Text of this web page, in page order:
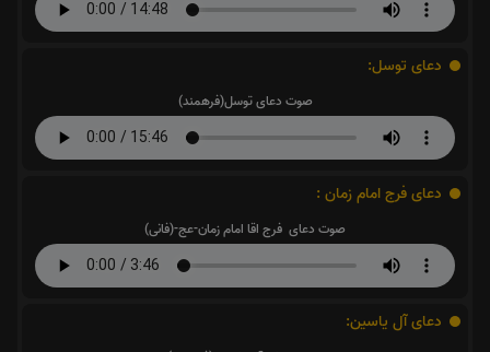
دعای توسل:
صوت دعای توسل(فرهمند)
دعای فرج امام زمان :
صوت دعای فرج اقا امام زمان-عج-(فانی)
دعای آل یاسین: